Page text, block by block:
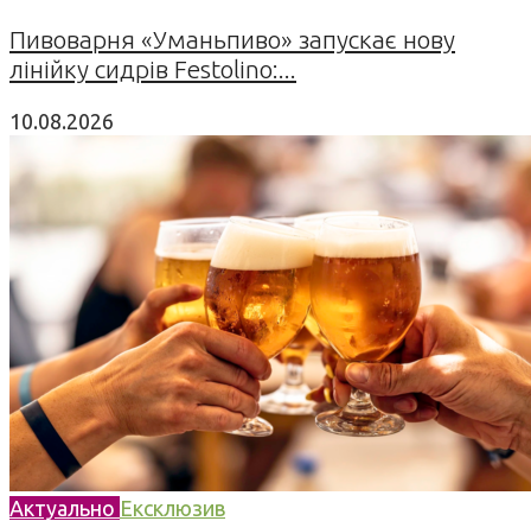
Пивоварня «Уманьпиво» запускає нову
лінійку сидрів Festolino:...
10.08.2026
Актуально Ексклюзив